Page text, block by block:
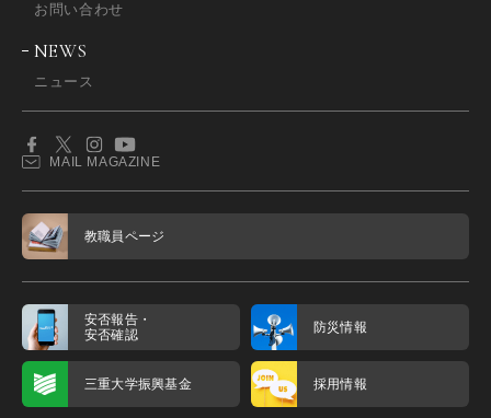
お問い合わせ
NEWS
ニュース
MAIL MAGAZINE
教職員ページ
安否報告・
安否確認
防災情報
三重大学振興基金 採用情報